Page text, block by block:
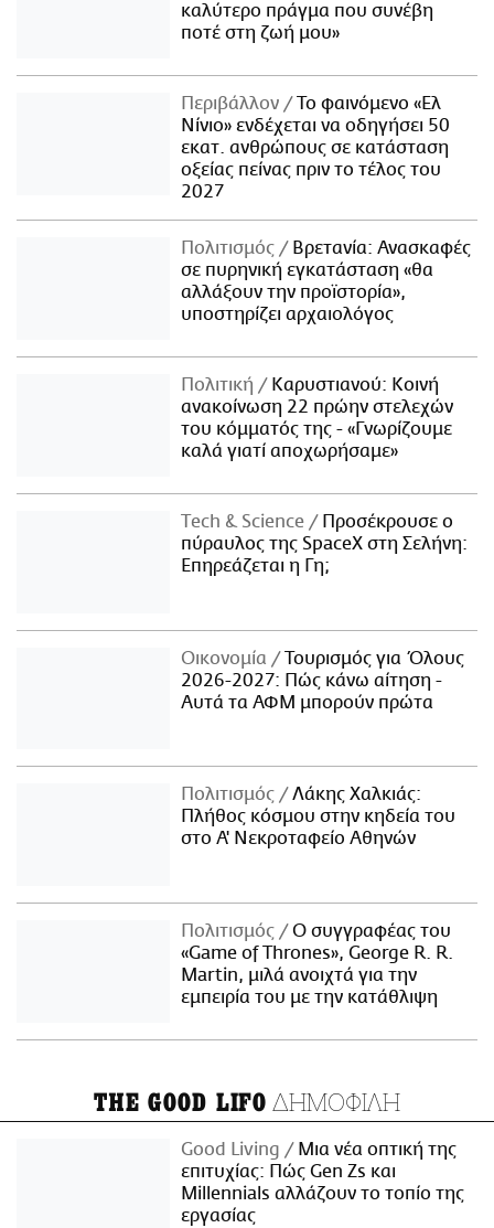
καλύτερο πράγμα που συνέβη
ποτέ στη ζωή μου»
Περιβάλλον
Το φαινόμενο «Ελ
Νίνιο» ενδέχεται να οδηγήσει 50
εκατ. ανθρώπους σε κατάσταση
οξείας πείνας πριν το τέλος του
2027
Πολιτισμός
Βρετανία: Ανασκαφές
σε πυρηνική εγκατάσταση «θα
αλλάξουν την προϊστορία»,
υποστηρίζει αρχαιολόγος
Πολιτική
Καρυστιανού: Κοινή
ανακοίνωση 22 πρώην στελεχών
του κόμματός της - «Γνωρίζουμε
καλά γιατί αποχωρήσαμε»
Τech & Science
Προσέκρουσε ο
πύραυλος της SpaceX στη Σελήνη:
Επηρεάζεται η Γη;
Οικονομία
Τουρισμός για Όλους
2026-2027: Πώς κάνω αίτηση -
Αυτά τα ΑΦΜ μπορούν πρώτα
Πολιτισμός
Λάκης Χαλκιάς:
Πλήθος κόσμου στην κηδεία του
στο Α' Νεκροταφείο Αθηνών
Πολιτισμός
Ο συγγραφέας του
«Game of Thrones», George R. R.
Martin, μιλά ανοιχτά για την
εμπειρία του με την κατάθλιψη
THE GOOD LIFO ΔΗΜΟΦΙΛΗ
Good Living
Μια νέα οπτική της
επιτυχίας: Πώς Gen Zs και
Millennials αλλάζουν το τοπίο της
εργασίας